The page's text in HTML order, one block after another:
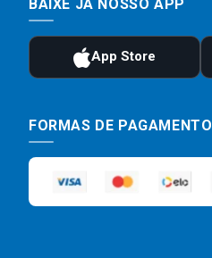
BAIXE JÁ NOSSO APP
FORMAS DE PAGAMENTO